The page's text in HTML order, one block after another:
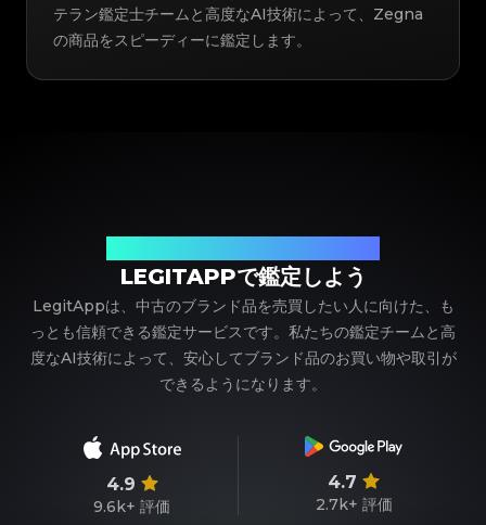
テラン鑑定士チームと高度なAI技術によって、Zegna
の商品をスピーディーに鑑定します。
LEGITAPPで鑑定しよう
LegitAppは、中古のブランド品を売買したい人に向けた、も
っとも信頼できる鑑定サービスです。私たちの鑑定チームと高
度なAI技術によって、安心してブランド品のお買い物や取引が
できるようになります。
4.9
9.6k+ 評価
4.7
2.7k+ 評価